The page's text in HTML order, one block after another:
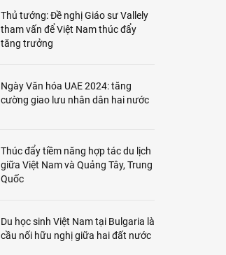
Thủ tướng: Đề nghị Giáo sư Vallely
tham vấn để Việt Nam thúc đẩy
tăng trưởng
Ngày Văn hóa UAE 2024: tăng
cường giao lưu nhân dân hai nước
Thúc đẩy tiềm năng hợp tác du lịch
giữa Việt Nam và Quảng Tây, Trung
Quốc
Du học sinh Việt Nam tại Bulgaria là
cầu nối hữu nghị giữa hai đất nước